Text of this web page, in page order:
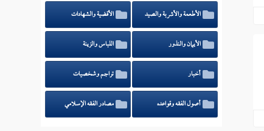
الأطعمة والأشربة والصيد الأقضية والشهادات
الأيمان والنذور اللباس والزينة
أخبار تراجم وشخصيات
أصول الفقه وقواعده مصادر الفقه الإسلامي